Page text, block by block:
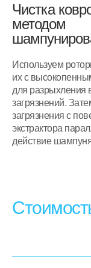
Чистка
методом
Используем
их с
для разрыхления
загрязнений.
загрязнения с
экстрактора
действие